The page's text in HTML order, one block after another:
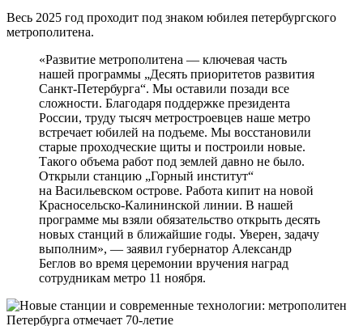
Весь 2025 год проходит под знаком юбилея петербургского
метрополитена.
«Развитие метрополитена — ключевая часть
нашей программы „Десять приоритетов развития
Санкт‑Петербурга“. Мы оставили позади все
сложности. Благодаря поддержке президента
России, труду тысяч метростроевцев наше метро
встречает юбилей на подъеме. Мы восстановили
старые проходческие щиты и построили новые.
Такого объема работ под землей давно не было.
Открыли станцию „Горный институт“
на Васильевском острове. Работа кипит на новой
Красносельско-Калининской линии. В нашей
программе мы взяли обязательство открыть десять
новых станций в ближайшие годы. Уверен, задачу
выполним», — заявил губернатор Александр
Беглов во время церемонии вручения наград
сотрудникам метро 11 ноября.